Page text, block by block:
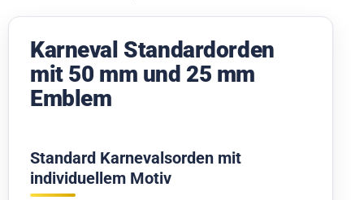
Karneval Standardorden
mit 50 mm und 25 mm
Emblem
Standard Karnevalsorden mit
individuellem Motiv